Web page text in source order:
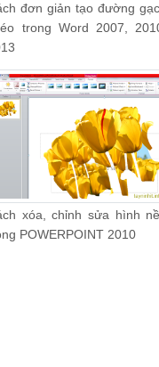
đơn giản tạo đường
trong Word 2007,
xóa, chỉnh sửa hình
POWERPOINT 2010